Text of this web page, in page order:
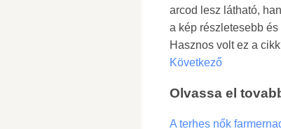
arcod lesz látható,
a kép részletesebb
Hasznos volt ez a
Következő
Olvassa el
A terhes nők